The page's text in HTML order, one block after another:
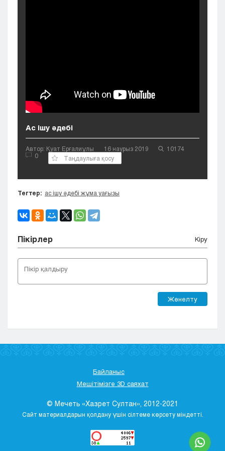
Уральск
Усть-Каменогорск
Ас ішу әдебі
Автор: Қуат Ерғалиұлы 16 наурыз 2019
10174
0
Таңдаулыға қосу
Тегтер: ас ішу әдебі жұма уағызы
Пікірлер Кіру
Жөнелту
Байланыс
Мешітімізге 3D саяхат
© Мечеть «Хазрет Султан», 2012-2021
Сайт материалдарын қолдану үшін сілтеме көрсету міндетті.